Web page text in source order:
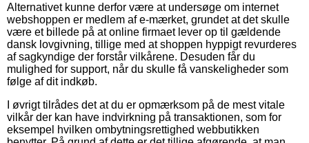
Alternativet kunne derfor være at undersøge om internet
webshoppen er medlem af e-mærket, grundet at det skulle
være et billede på at online firmaet lever op til gældende
dansk lovgivning, tillige med at shoppen hyppigt revurderes
af sagkyndige der forstår vilkårene. Desuden får du
mulighed for support, når du skulle få vanskeligheder som
følge af dit indkøb.
I øvrigt tilrådes det at du er opmærksom på de mest vitale
vilkår der kan have indvirkning på transaktionen, som for
eksempel hvilken ombytningsrettighed webbutikken